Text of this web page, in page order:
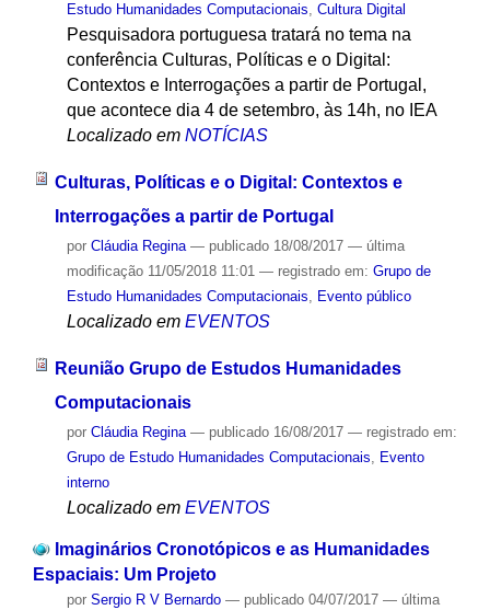
Estudo Humanidades Computacionais, Cultura Digital
Pesquisadora portuguesa tratará no tema na
conferência Culturas, Políticas e o Digital:
Contextos e Interrogações a partir de Portugal,
que acontece dia 4 de setembro, às 14h, no IEA
Localizado em NOTÍCIAS
Culturas, Políticas e o Digital: Contextos e
Interrogações a partir de Portugal
por Cláudia Regina — publicado18/08/2017 — última
modificação11/05/2018 11:01 — registrado em: Grupo de
Estudo Humanidades Computacionais
Evento público
Localizado em EVENTOS
Reunião Grupo de Estudos Humanidades
Computacionais
por Cláudia Regina — publicado16/08/2017 — registrado em:
Grupo de Estudo Humanidades Computacionais
Evento
interno
Localizado em EVENTOS
Imaginários Cronotópicos e as Humanidades
Espaciais: Um Projeto
por Sergio R V Bernardo — publicado04/07/2017 — última